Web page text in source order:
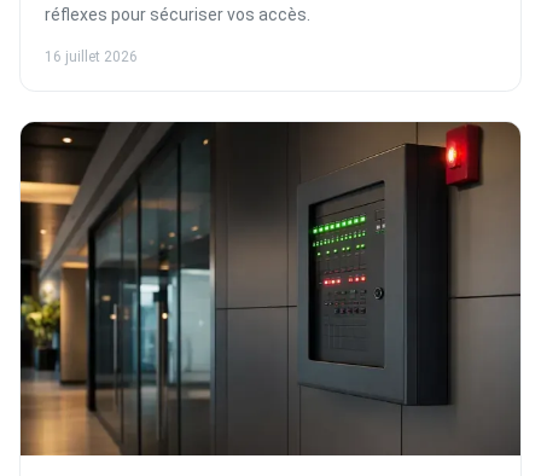
réflexes pour sécuriser vos accès.
16 juillet 2026